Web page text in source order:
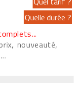
nouveauté,